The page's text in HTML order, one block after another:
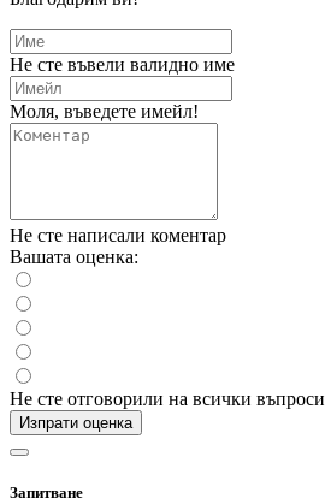
Не сте въвели валидно име
Моля, въведете имейл!
Не сте написали коментар
Вашата оценка:
Не сте отговорили на всички въпроси
Изпрати оценка
Запитване